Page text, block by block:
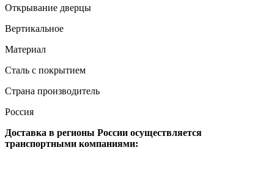
Открывание дверцы
Вертикальное
Материал
Сталь с покрытием
Страна производитель
Россия
Доставка в регионы России осуществляется
транспортными компаниями: